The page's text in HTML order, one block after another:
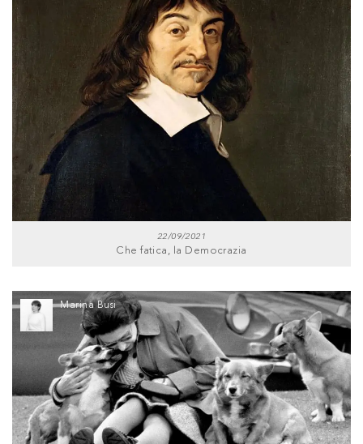
22/09/2021
Che fatica, la Democrazia
Marina Busi